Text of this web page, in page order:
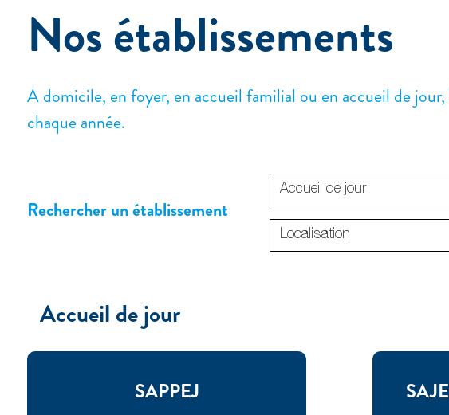
Nos établissements
A domicile, en foyer, en accueil familial ou en accueil de
chaque année.
Rechercher un établissement
Accueil de jour
SAPPEJ